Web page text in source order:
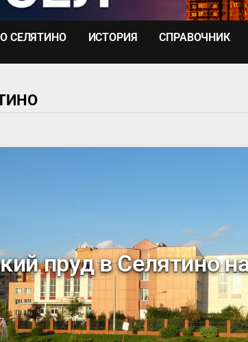
О СЕЛЯТИНО ИСТОРИЯ СПРАВОЧНИК
пруд в Селятино